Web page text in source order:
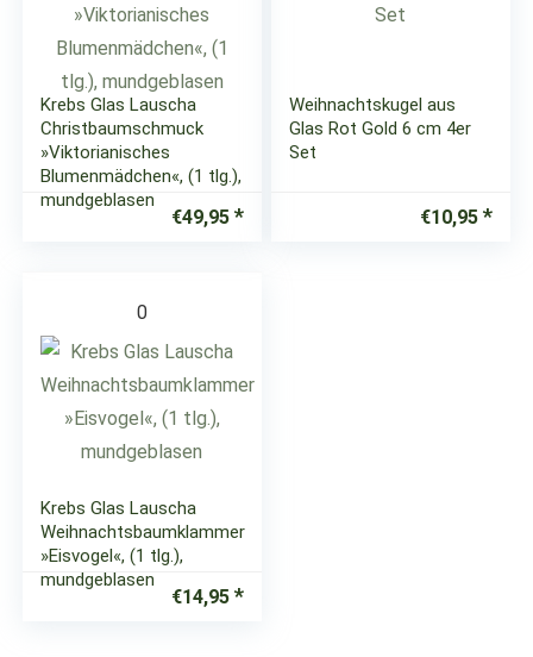
Krebs Glas Lauscha
Christbaumschmuck
»Viktorianisches
Blumenmädchen«, (1 tlg.),
mundgeblasen
€49,95
Weihnachtskugel aus
Glas Rot Gold 6 cm 4er
Set
€10,95
0
Krebs Glas Lauscha
Weihnachtsbaumklammer
»Eisvogel«, (1 tlg.),
mundgeblasen
€14,95